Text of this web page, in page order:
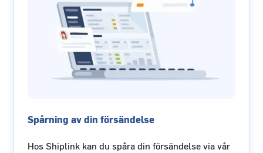
Spårning av din försändelse
Hos Shiplink kan du spåra din försändelse via vår